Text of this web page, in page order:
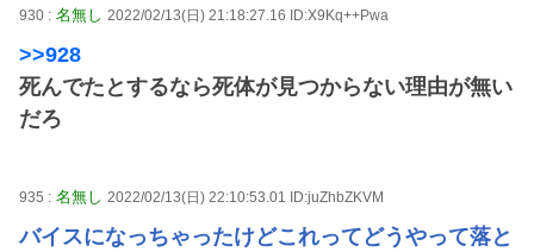
930 : 名無し 2022/02/13(日) 21:18:27.16 ID:X9Kq++Pwa
>>928
死んでたとするなら死体が見つからない理由が無い
だろ
935 : 名無し 2022/02/13(日) 22:10:53.01 ID:juZhbZKVM
バイスになっちゃったけどこれってどうやって落と